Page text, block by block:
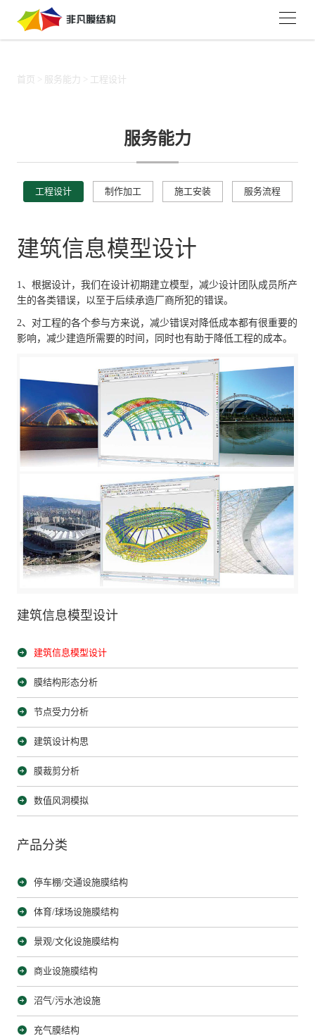
首页 服务能力 工程设计
服务能力
工程设计 制作加工 施工安装 服务流程
建筑信息模型设计
1、根据设计，我们在设计初期建立模型，减少设计团队成员所产
生的各类错误，以至于后续承造厂商所犯的错误。
2、对工程的各个参与方来说，减少错误对降低成本都有很重要的
影响，减少建造所需要的时间，同时也有助于降低工程的成本。
建筑信息模型设计
建筑信息模型设计
膜结构形态分析
节点受力分析
建筑设计构思
膜裁剪分析
数值风洞模拟
产品分类
停车棚/交通设施膜结构
体育/球场设施膜结构
景观/文化设施膜结构
商业设施膜结构
沼气/污水池设施
充气膜结构